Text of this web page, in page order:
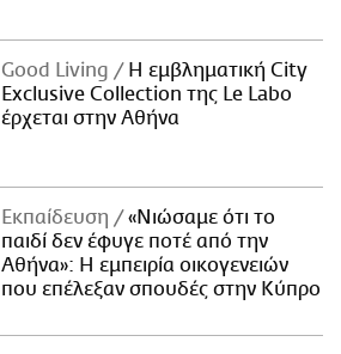
Good Living
Η εμβληματική City
Exclusive Collection της Le Labo
έρχεται στην Αθήνα
Εκπαίδευση
«Νιώσαμε ότι το
παιδί δεν έφυγε ποτέ από την
Αθήνα»: Η εμπειρία οικογενειών
που επέλεξαν σπουδές στην Κύπρο